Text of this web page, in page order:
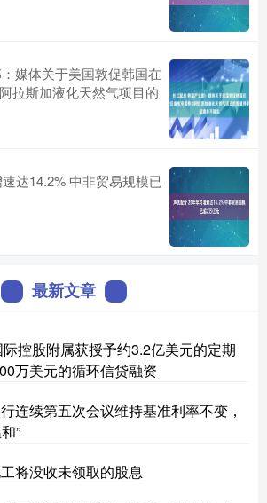
媒体关于美国敦促韩国在
拉斯加液化天然气项目的
达14.2% 中非贸易规模已
最新文章
控股附属获授予约3.2亿美元的定期
万美元的循环信贷融资
连续第五次会议维持基准利率不变，
”
将没收未领取的股息